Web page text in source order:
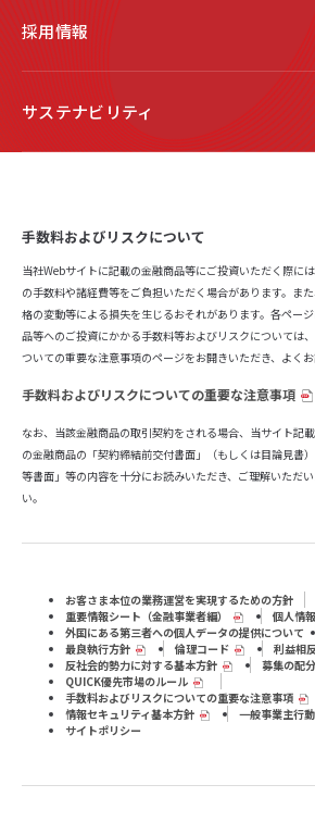
採用情報
サステナビリティ
手数料およびリスクについて
当社Webサイトに記載の金融商品等にご投資いただく際に
の手数料や諸経費等をご負担いただく場合があります。ま
格の変動等による損失を生じるおそれがあります。各ペー
品等へのご投資にかかる手数料等およびリスクについては
ついての重要な注意事項のページをお開きいただき、よくお
手数料およびリスクについての重要な注意事項
なお、当該金融商品の取引契約をされる場合、当サイト記
の金融商品の「契約締結前交付書面」（もしくは目論見書
等書面」等の内容を十分にお読みいただき、ご理解いただ
い。
お客さま本位の業務運営を実現するための方針
重要情報シート（⾦融事業者編）
個人情
外国にある第三者への個人データの提供について
最良執行方針
倫理コード
利益相
反社会的勢力に対する基本方針
募集の配
QUICK優先市場のルール
手数料およびリスクについての重要な注意事項
情報セキュリティ基本方針
一般事業主行
サイトポリシー